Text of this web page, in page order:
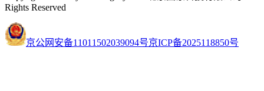
Rights Reserved
京公网安备11011502039094号京ICP备2025118850号